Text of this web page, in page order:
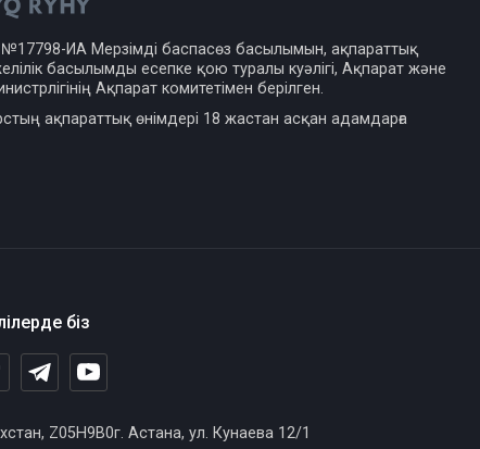
№17798-ИА Мерзімді баспасөз басылымын, ақпараттық
басылымды есепке қою туралы куәлігі, Ақпарат және
Ақпарат комитетімен берілген.
ақпараттық өнімдері 18 жастан асқан адамдарға
біз
Z05H9B0г. Астана, ул. Кунаева 12/1